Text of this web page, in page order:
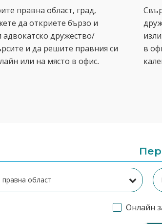
правна област, град,
да откриете бързо и
адвокатско дружество/
и да решите правния си
или на място в офис.
в
Онлайн